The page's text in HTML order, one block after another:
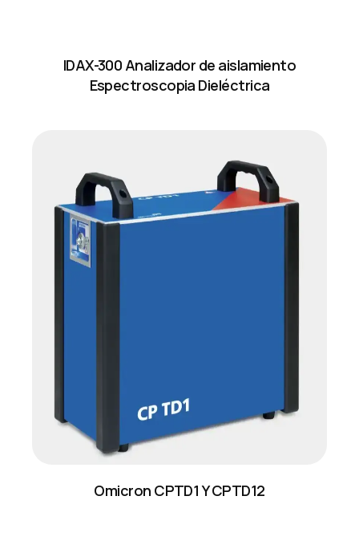
IDAX-300 Analizador de aislamiento
Espectroscopia Dieléctrica
Omicron CPTD1 Y CPTD12